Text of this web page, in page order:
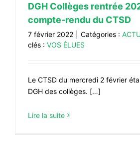
DGH Collèges rentrée
compte-rendu du CTSD
7 février 2022 Catégories :
clés : VOS ÉLUES
Le CTSD du mercredi 2 février
DGH des collèges. […]
Lire la suite